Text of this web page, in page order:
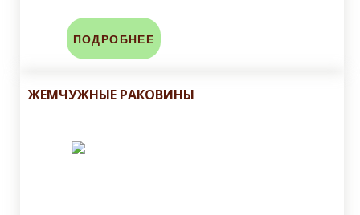
ПОДРОБНЕЕ
ЖЕМЧУЖНЫЕ РАКОВИНЫ